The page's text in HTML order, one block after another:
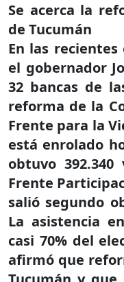
Se acerca la
de Tucumán
En las recientes
el gobernador
32 bancas de
reforma de la
Frente para la
está enrolado
obtuvo
Frente
salió segundo
La asistencia
casi 70% del
afirmó que